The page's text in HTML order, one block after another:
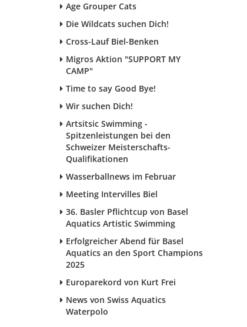
Age Grouper Cats
Die Wildcats suchen Dich!
Cross-Lauf Biel-Benken
Migros Aktion "SUPPORT MY
CAMP"
Time to say Good Bye!
Wir suchen Dich!
Artsitsic Swimming -
Spitzenleistungen bei den
Schweizer Meisterschafts-
Qualifikationen
Wasserballnews im Februar
Meeting Intervilles Biel
36. Basler Pflichtcup von Basel
Aquatics Artistic Swimming
Erfolgreicher Abend für Basel
Aquatics an den Sport Champions
2025
Europarekord von Kurt Frei
News von Swiss Aquatics
Waterpolo